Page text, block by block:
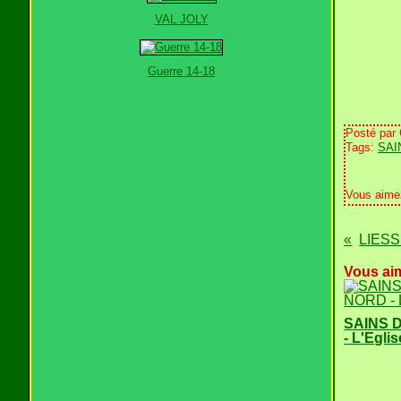
VAL JOLY
Guerre 14-18
Posté par
Tags:
Vous
Vous
SAINS
-